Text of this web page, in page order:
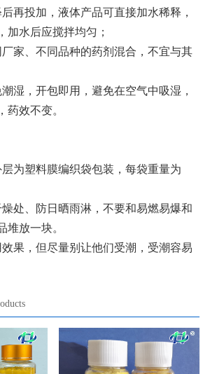
后再投加，液体产品可直接加水稀释，
加水后应搅拌均匀；
厂家、不同品种的药剂混合，不宜与其
潮湿，开包即用，避免在空气中吸湿，
药效不变。
层为塑料膜编织袋包装，每袋重量为
燥处、防日晒雨淋，不要和易燃易爆和
堆放一块。
效果，但尽量别让他们受潮，受潮容易